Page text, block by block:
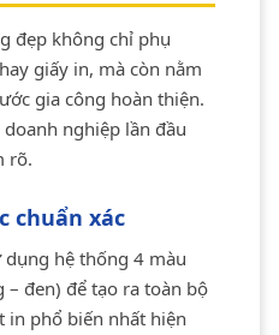
đẹp không chỉ phụ
giấy in, mà còn nằm
gia công hoàn thiện.
nghiệp lần đầu
rõ.
chuẩn xác
hệ thống 4 màu
– đen) để tạo ra toàn bộ
in phổ biến nhất hiện